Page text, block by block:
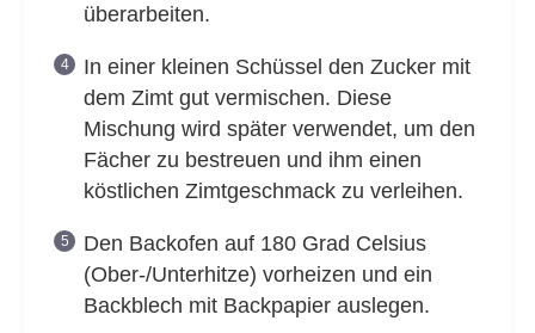
überarbeiten.
In einer kleinen Schüssel den Zucker mit
dem Zimt gut vermischen. Diese
Mischung wird später verwendet, um den
Fächer zu bestreuen und ihm einen
köstlichen Zimtgeschmack zu verleihen.
Den Backofen auf 180 Grad Celsius
(Ober-/Unterhitze) vorheizen und ein
Backblech mit Backpapier auslegen.